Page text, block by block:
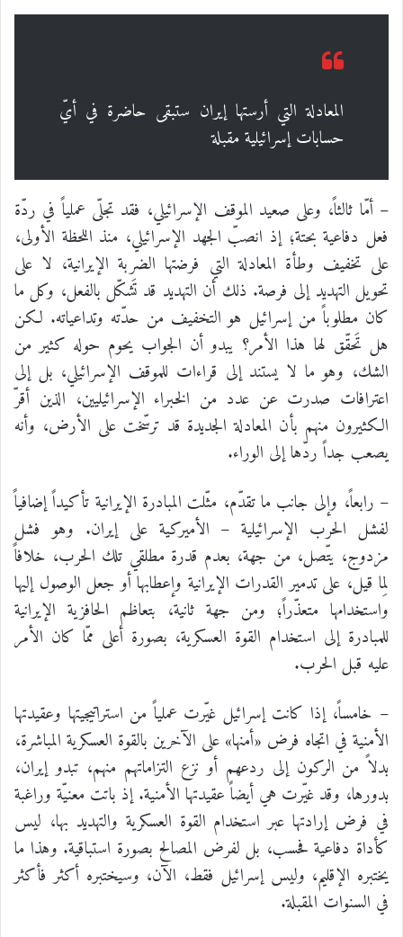
المعادلة التي أرستها إيران ستبقى حاضرة في أيّ
حسابات إسرائيلية مقبلة
– أمّا ثالثاً، وعلى صعيد الموقف الإسرائيلي، فقد تجلّى عملياً في ردّة
فعل دفاعية بحتة؛ إذ انصبّ الجهد الإسرائيلي، منذ اللحظة الأولى،
على تخفيف وطأة المعادلة التي فرضتها الضربة الإيرانية، لا على
تحويل التهديد إلى فرصة. ذلك أن التهديد قد تَشكّل بالفعل، وكل ما
كان مطلوباً من إسرائيل هو التخفيف من حدّته وتداعياته. لكن
هل تَحقّق لها هذا الأمر؟ يبدو أن الجواب يحوم حوله كثير من
الشك، وهو ما لا يستند إلى قراءات للموقف الإسرائيلي، بل إلى
اعترافات صدرت عن عدد من الخبراء الإسرائيليين، الذين أقرّ
الكثيرون منهم بأن المعادلة الجديدة قد ترسّخت على الأرض، وأنه
يصعب جداً ردّها إلى الوراء.
– رابعاً، وإلى جانب ما تقدّم، مثّلت المبادرة الإيرانية تأكيداً إضافياً
لفشل الحرب الإسرائيلية – الأميركية على إيران. وهو فشل
مزدوج، يتّصل، من جهة، بعدم قدرة مطلقي تلك الحرب، خلافاً
لِما قيل، على تدمير القدرات الإيرانية وإعطابها أو جعل الوصول إليها
واستخدامها متعذّراً؛ ومن جهة ثانية، بتعاظم الحافزية الإيرانية
للمبادرة إلى استخدام القوة العسكرية، بصورة أعلى ممّا كان الأمر
عليه قبل الحرب.
– خامساً، إذا كانت إسرائيل غيّرت عملياً من استراتيجيتها وعقيدتها
الأمنية في اتجاه فرض «أمنها» على الآخرين بالقوة العسكرية المباشرة،
بدلاً من الركون إلى ردعهم أو نزع التزاماتهم منهم، تبدو إيران،
بدورها، وقد غيّرت هي أيضاً عقيدتها الأمنية. إذ باتت معنيّة وراغبة
في فرض إرادتها عبر استخدام القوة العسكرية والتهديد بها، ليس
كأداة دفاعية فحسب، بل لفرض المصالح بصورة استباقية. وهذا ما
يختبره الإقليم، وليس إسرائيل فقط، الآن، وسيختبره أكثر فأكثر
في السنوات المقبلة.